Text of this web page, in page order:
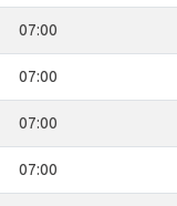
07:00
07:00
07:00
07:00